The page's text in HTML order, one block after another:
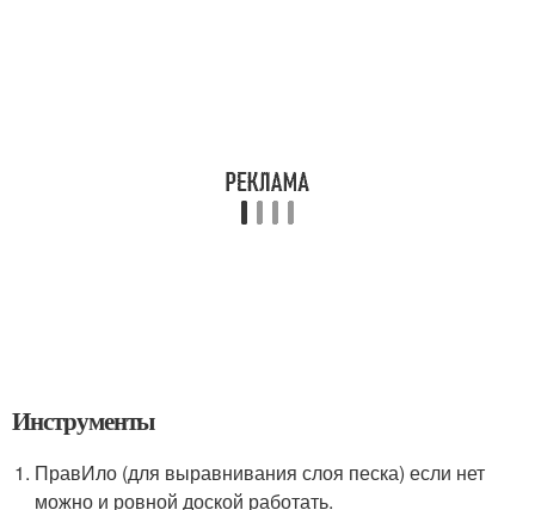
Инструменты
ПравИло (для выравнивания слоя песка) если нет
можно и ровной доской работать.